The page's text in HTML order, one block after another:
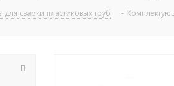
для сварки пластиковых труб -